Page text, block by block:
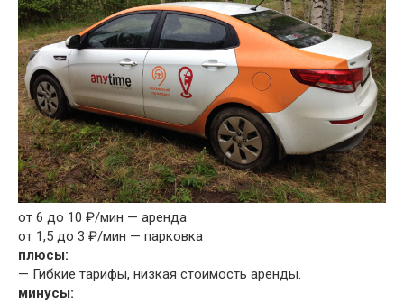
от 6 до 10 ₽/мин — аренда
от 1,5 до 3 ₽/мин — парковка
плюсы:
— Гибкие тарифы, низкая стоимость аренды.
минусы: